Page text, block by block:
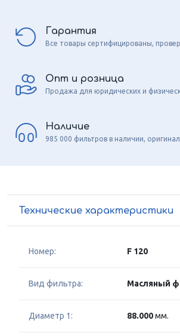
Гарантия
Все товары сертифицированы,
Опт и розница
Продажа для юридических и
Наличие
985 000 фильтров в наличии,
Технические характеристики
Номер: F 120
Вид фильтра: Масляный
Диаметр 1: 88.000мм.